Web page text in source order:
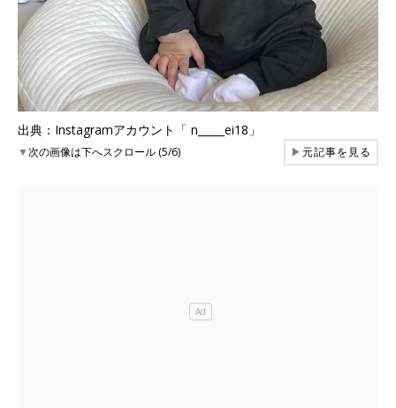
出典：Instagramアカウント「 n_____ei18」
▼次の画像は下へスクロール (5/6) ▶元記事を見る